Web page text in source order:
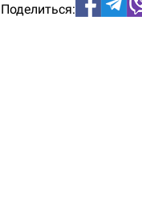
Поделиться: